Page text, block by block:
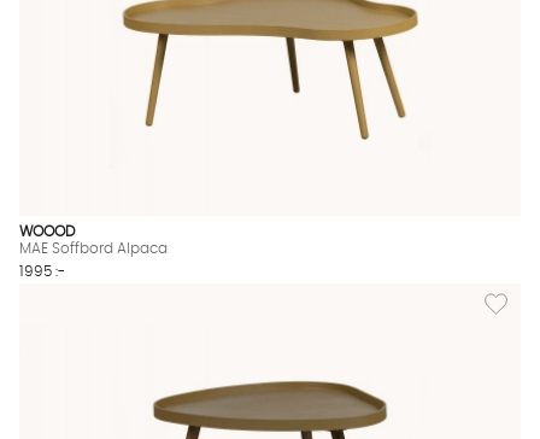
WOOOD
MAE Soffbord Alpaca
1995 :-
Lägg